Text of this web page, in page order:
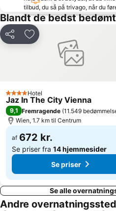
Wien-Meidling togstation
Naturhistorisk museum Wien
Bahnhof Wien Hütteldorf
Karlsplatz Parkanlagen
Graben
Simmering
tilbud, du så på trivago, når du
Blandt de bedst
Del Føj til favoritter
4 Stjerner
Hotel
Jaz In The City Vienna
9,1 Fremragende (11.549
Wien, 1.7 km til Centrum
af 672 kr.
Se priser fra 14 hjemmesider
Se priser
Se alle
Andre